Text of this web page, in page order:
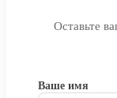
Оставьте
Ваше имя